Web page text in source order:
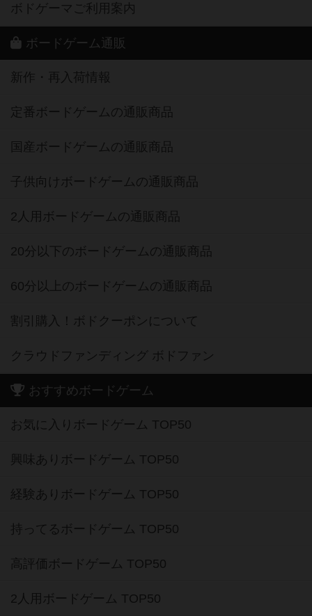
ボドゲーマご利用案内
ボードゲーム通販
新作・再入荷情報
定番ボードゲームの通販商品
国産ボードゲームの通販商品
子供向けボードゲームの通販商品
2人用ボードゲームの通販商品
20分以下のボードゲームの通販商品
60分以上のボードゲームの通販商品
割引購入！ボドクーポンについて
クラウドファンディング ボドファン
おすすめボードゲーム
お気に入りボードゲーム TOP50
興味ありボードゲーム TOP50
経験ありボードゲーム TOP50
持ってるボードゲーム TOP50
高評価ボードゲーム TOP50
2人用ボードゲーム TOP50